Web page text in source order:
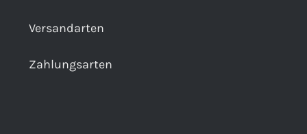
Versandarten
Zahlungsarten